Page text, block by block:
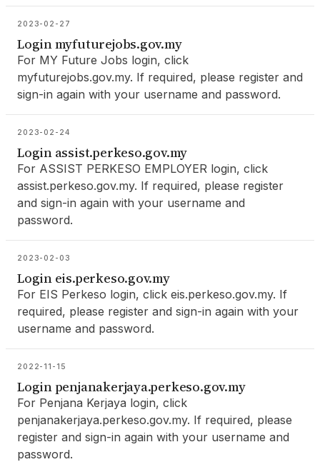
Login myfuturejobs.gov.my
For MY Future Jobs login, click
myfuturejobs.gov.my. If required, please register and
sign-in again with your username and password.
2023-02-27
Login assist.perkeso.gov.my
For ASSIST PERKESO EMPLOYER login, click
assist.perkeso.gov.my. If required, please register
and sign-in again with your username and
password.
2023-02-24
Login eis.perkeso.gov.my
For EIS Perkeso login, click eis.perkeso.gov.my. If
required, please register and sign-in again with your
username and password.
2023-02-03
Login penjanakerjaya.perkeso.gov.my
For Penjana Kerjaya login, click
penjanakerjaya.perkeso.gov.my. If required, please
register and sign-in again with your username and
password.
2022-11-15